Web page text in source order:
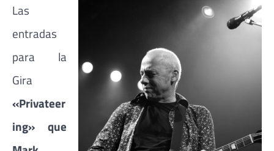
Las
entradas
para la
Gira
«Privateer
ing» que